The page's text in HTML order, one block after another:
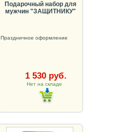
Подарочный набор для
мужчин "ЗАЩИТНИКУ"
Праздничное оформление
1 530 руб.
Нет на складе